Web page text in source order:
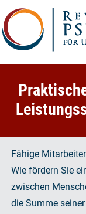
Zum
Inhalt
springen
Fähige
Wie fördern Sie
zwischen
die Summe